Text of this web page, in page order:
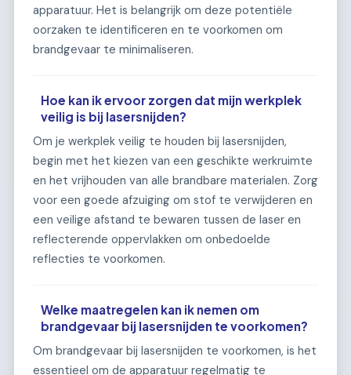
apparatuur. Het is belangrijk om deze potentiële
oorzaken te identificeren en te voorkomen om
brandgevaar te minimaliseren.
Hoe kan ik ervoor zorgen dat mijn werkplek
veilig is bij lasersnijden?
Om je werkplek veilig te houden bij lasersnijden,
begin met het kiezen van een geschikte werkruimte
en het vrijhouden van alle brandbare materialen. Zorg
voor een goede afzuiging om stof te verwijderen en
een veilige afstand te bewaren tussen de laser en
reflecterende oppervlakken om onbedoelde
reflecties te voorkomen.
Welke maatregelen kan ik nemen om
brandgevaar bij lasersnijden te voorkomen?
Om brandgevaar bij lasersnijden te voorkomen, is het
essentieel om de apparatuur regelmatig te